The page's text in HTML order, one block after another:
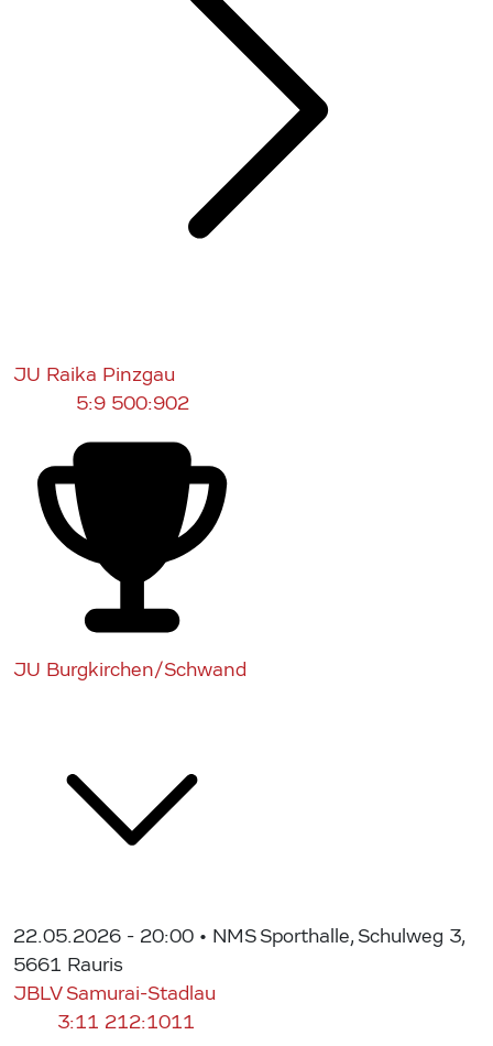
JU Raika Pinzgau
5:9 500:902
JU Burgkirchen/Schwand
22.05.2026 - 20:00 • NMS Sporthalle, Schulweg 3,
5661 Rauris
JBLV Samurai-Stadlau
3:11 212:1011